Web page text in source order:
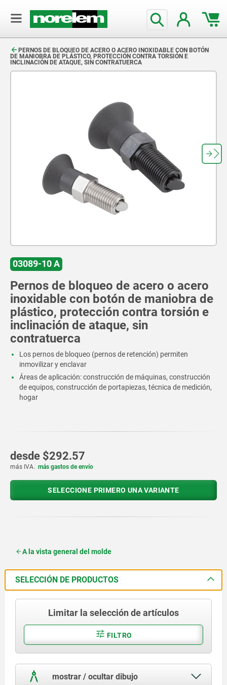
PERNOS DE BLOQUEO DE ACERO O ACERO INOXIDABLE CON BOTÓN
DE MANIOBRA DE PLÁSTICO, PROTECCIÓN CONTRA TORSIÓN E
INCLINACIÓN DE ATAQUE, SIN CONTRATUERCA
03089-10 A
Pernos de bloqueo de acero o acero
inoxidable con botón de maniobra de
plástico, protección contra torsión e
inclinación de ataque, sin
contratuerca
Los pernos de bloqueo (pernos de retención) permiten
inmovilizar y enclavar
Áreas de aplicación: construcción de máquinas, construcción
de equipos, construcción de portapiezas, técnica de medición,
hogar
desde $292.57
más IVA. más gastos de envío
SELECCIONE PRIMERO UNA VARIANTE
A la vista general del molde
SELECCIÓN DE PRODUCTOS
Limitar la selección de artículos
FILTRO
mostrar / ocultar dibujo